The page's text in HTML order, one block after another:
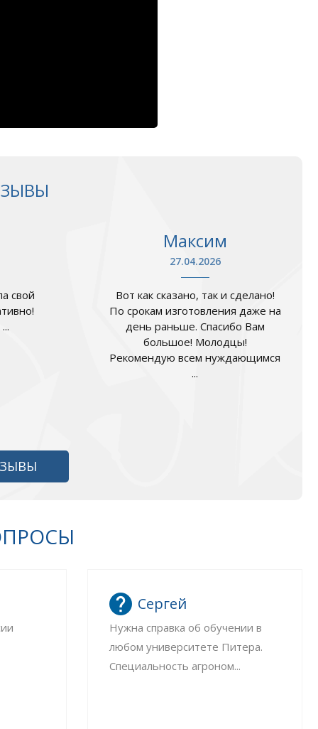
свой
Максим
27.04.2026
Вот как сказано, так и сделано!
По срокам изготовления даже на
день раньше. Спасибо Вам
большое! Молодцы!
Рекомендую всем нуждающимся
...
Сергей
Нужна справка об обучении в
любом университете Питера.
Специальность агроном...